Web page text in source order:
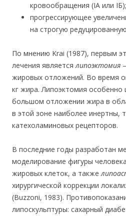
кровообращения (IA или IБ);
прогрессирующее
на строгую
По мнению Krai (1987), первым
лечения являетсялипоэктомия
жировых отложений. Во время
кг жира. Липоэктомия особенно
большом отложении жира в
в этой зоне наиболее инертны,
катехоламиновых рецепторов.
В последние годы разработан
моделирование фигуры
жировых клеток, а также
хирургической коррекции
(Buzzoni, 1983).
липоскульптуры: сахарный